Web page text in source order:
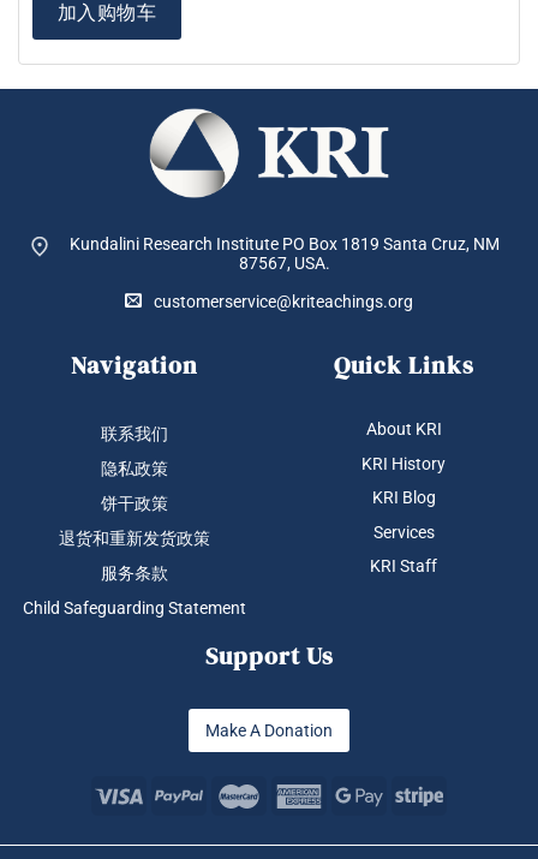
加入购物车
Kundalini Research Institute PO Box 1819 Santa Cruz, NM
87567, USA.
customerservice@kriteachings.org
Navigation
联系我们
隐私政策
饼干政策
退货和重新发货政策
服务条款
Child Safeguarding Statement
Quick Links
About KRI
KRI History
KRI Blog
Services
KRI Staff
Support Us
Make A Donation